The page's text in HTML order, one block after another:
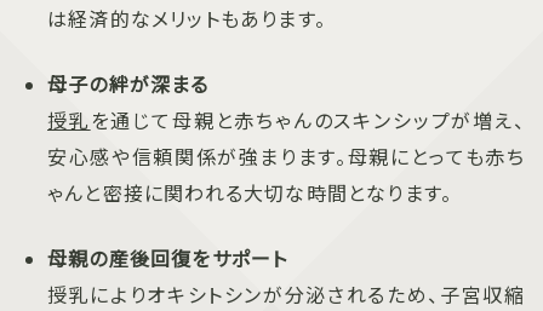
は経済的なメリットもあります。
母子の絆が深まる
授乳 を通じて母親と赤ちゃんのスキンシップが増え、
安心感や信頼関係が強まります。母親にとっても赤ち
ゃんと密接に関われる大切な時間となります。
母親の産後回復をサポート
授乳によりオキシトシンが分泌されるため、子宮収縮